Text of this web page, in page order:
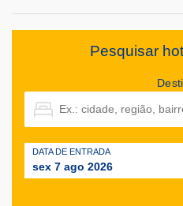
Pesquisar
DATA DE ENTRADA
sex 7 ago 2026